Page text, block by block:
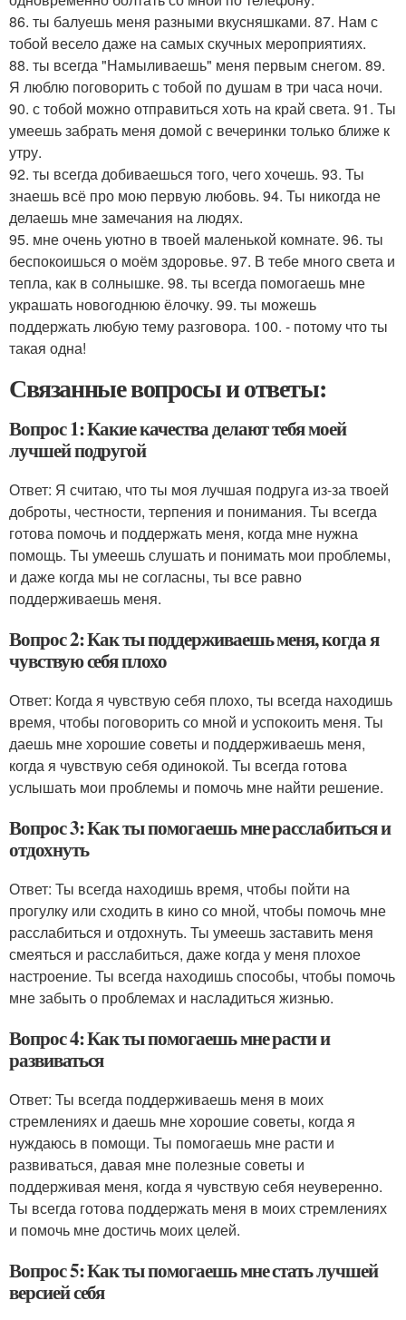
86. ты балуешь меня разными вкусняшками. 87. Нам с
тобой весело даже на самых скучных мероприятиях.
88. ты всегда "Намыливаешь" меня первым снегом. 89.
Я люблю поговорить с тобой по душам в три часа ночи.
90. с тобой можно отправиться хоть на край света. 91. Ты
умеешь забрать меня домой с вечеринки только ближе к
утру.
92. ты всегда добиваешься того, чего хочешь. 93. Ты
знаешь всё про мою первую любовь. 94. Ты никогда не
делаешь мне замечания на людях.
95. мне очень уютно в твоей маленькой комнате. 96. ты
беспокоишься о моём здоровье. 97. В тебе много света и
тепла, как в солнышке. 98. ты всегда помогаешь мне
украшать новогоднюю ёлочку. 99. ты можешь
поддержать любую тему разговора. 100. - потому что ты
такая одна!
Связанные вопросы и ответы:
Вопрос 1: Какие качества делают тебя моей
лучшей подругой
Ответ: Я считаю, что ты моя лучшая подруга из-за твоей
доброты, честности, терпения и понимания. Ты всегда
готова помочь и поддержать меня, когда мне нужна
помощь. Ты умеешь слушать и понимать мои проблемы,
и даже когда мы не согласны, ты все равно
поддерживаешь меня.
Вопрос 2: Как ты поддерживаешь меня, когда я
чувствую себя плохо
Ответ: Когда я чувствую себя плохо, ты всегда находишь
время, чтобы поговорить со мной и успокоить меня. Ты
даешь мне хорошие советы и поддерживаешь меня,
когда я чувствую себя одинокой. Ты всегда готова
услышать мои проблемы и помочь мне найти решение.
Вопрос 3: Как ты помогаешь мне расслабиться и
отдохнуть
Ответ: Ты всегда находишь время, чтобы пойти на
прогулку или сходить в кино со мной, чтобы помочь мне
расслабиться и отдохнуть. Ты умеешь заставить меня
смеяться и расслабиться, даже когда у меня плохое
настроение. Ты всегда находишь способы, чтобы помочь
мне забыть о проблемах и насладиться жизнью.
Вопрос 4: Как ты помогаешь мне расти и
развиваться
Ответ: Ты всегда поддерживаешь меня в моих
стремлениях и даешь мне хорошие советы, когда я
нуждаюсь в помощи. Ты помогаешь мне расти и
развиваться, давая мне полезные советы и
поддерживая меня, когда я чувствую себя неуверенно.
Ты всегда готова поддержать меня в моих стремлениях
и помочь мне достичь моих целей.
Вопрос 5: Как ты помогаешь мне стать лучшей
версией себя